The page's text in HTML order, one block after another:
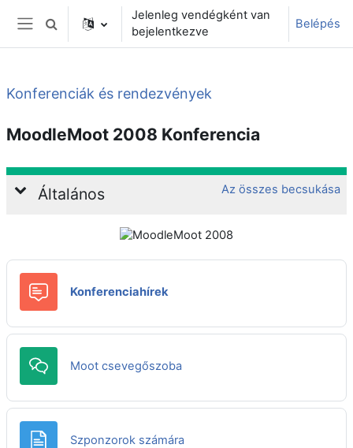
Tovább a fő tartalomhoz
Oldalpanel
Keresési bemeneti adatok váltása
Jelenleg vendégként van
bejelentkezve
Belépés
Konferenciák és rendezvények
MoodleMoot 2008 Konferencia
Téma ismertetése
Általános Az összes becsukása
Konferenciahírek
Moot csevegőszobaCsevegés
Szponzorok számáraOldal